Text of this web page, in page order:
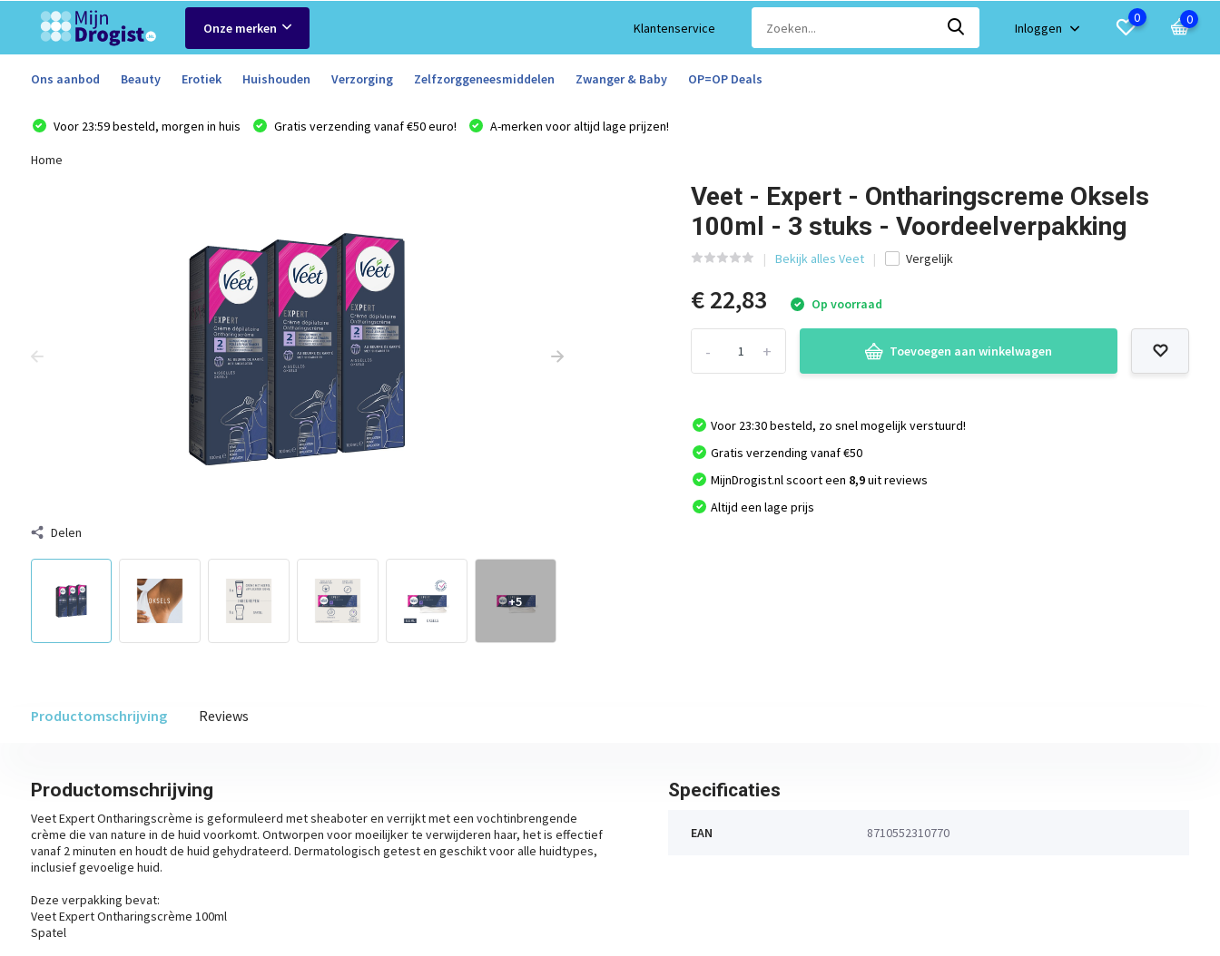
Onze merken Klantenservice Inloggen
0 0
Ons aanbod Beauty Erotiek Huishouden Verzorging Zelfzorggeneesmiddelen Zwanger & Baby OP=OP Deals
Voor 23:59 besteld, morgen in huis Gratis verzending vanaf €50 euro! A-merken voor altijd lage prijzen!
Home
Delen
+5
Veet - Expert - Ontharingscreme Oksels
100ml - 3 stuks - Voordeelverpakking
Bekijk alles Veet Vergelijk
€ 22,83 Op voorraad
+
- Toevoegen aan winkelwagen
Voor 23:30 besteld, zo snel mogelijk verstuurd!
Gratis verzending vanaf €50
MijnDrogist.nl scoort een 8,9uit reviews
Altijd een lage prijs
Productomschrijving Reviews
Productomschrijving
Veet Expert Ontharingscrème is geformuleerd met sheaboter en verrijkt met een vochtinbrengende
crème die van nature in de huid voorkomt. Ontworpen voor moeilijker te verwijderen haar, het is effectief
vanaf 2 minuten en houdt de huid gehydrateerd. Dermatologisch getest en geschikt voor alle huidtypes,
inclusief gevoelige huid.
Deze verpakking bevat:
Veet Expert Ontharingscrème 100ml
Spatel
Specificaties
EAN 8710552310770